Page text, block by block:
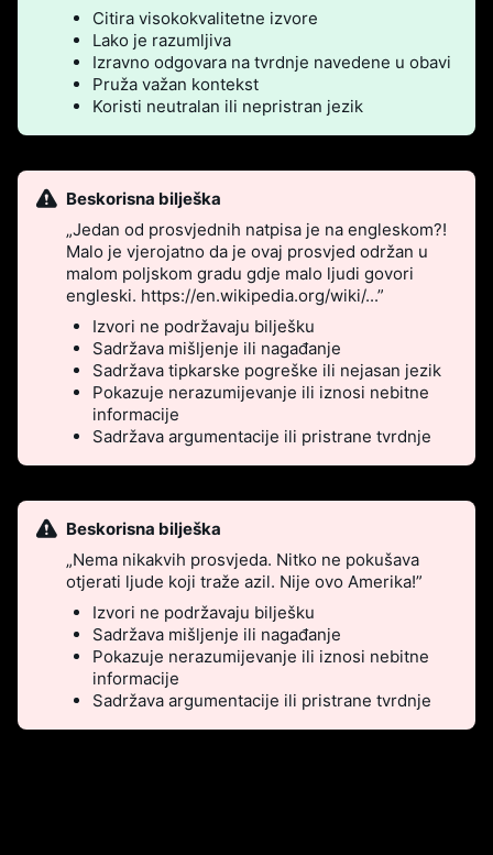
Citira visokokvalitetne izvore
Lako je razumljiva
Izravno odgovara na tvrdnje navedene u obavi
Pruža važan kontekst
Koristi neutralan ili nepristran jezik
Beskorisna bilješka
„Jedan od prosvjednih natpisa je na engleskom?!
Malo je vjerojatno da je ovaj prosvjed održan u
malom poljskom gradu gdje malo ljudi govori
engleski. https://en.wikipedia.org/wiki/...”
Izvori ne podržavaju bilješku
Sadržava mišljenje ili nagađanje
Sadržava tipkarske pogreške ili nejasan jezik
Pokazuje nerazumijevanje ili iznosi nebitne
informacije
Sadržava argumentacije ili pristrane tvrdnje
Beskorisna bilješka
„Nema nikakvih prosvjeda. Nitko ne pokušava
otjerati ljude koji traže azil. Nije ovo Amerika!”
Izvori ne podržavaju bilješku
Sadržava mišljenje ili nagađanje
Pokazuje nerazumijevanje ili iznosi nebitne
informacije
Sadržava argumentacije ili pristrane tvrdnje